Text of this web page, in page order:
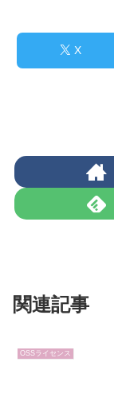
X
関連記事
OSSライセンス